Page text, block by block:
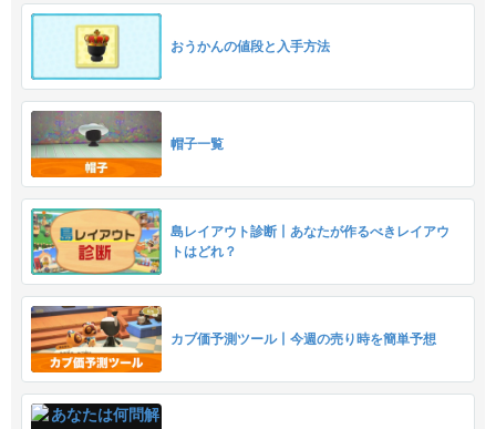
おうかんの値段と入手方法
帽子一覧
島レイアウト診断丨あなたが作るべきレイアウ
トはどれ？
カブ価予測ツール丨今週の売り時を簡単予想